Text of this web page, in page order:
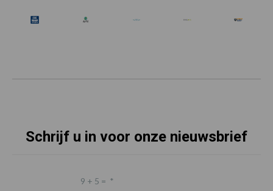
Schrijf u in voor onze nieuwsbrief
9 + 5 = *